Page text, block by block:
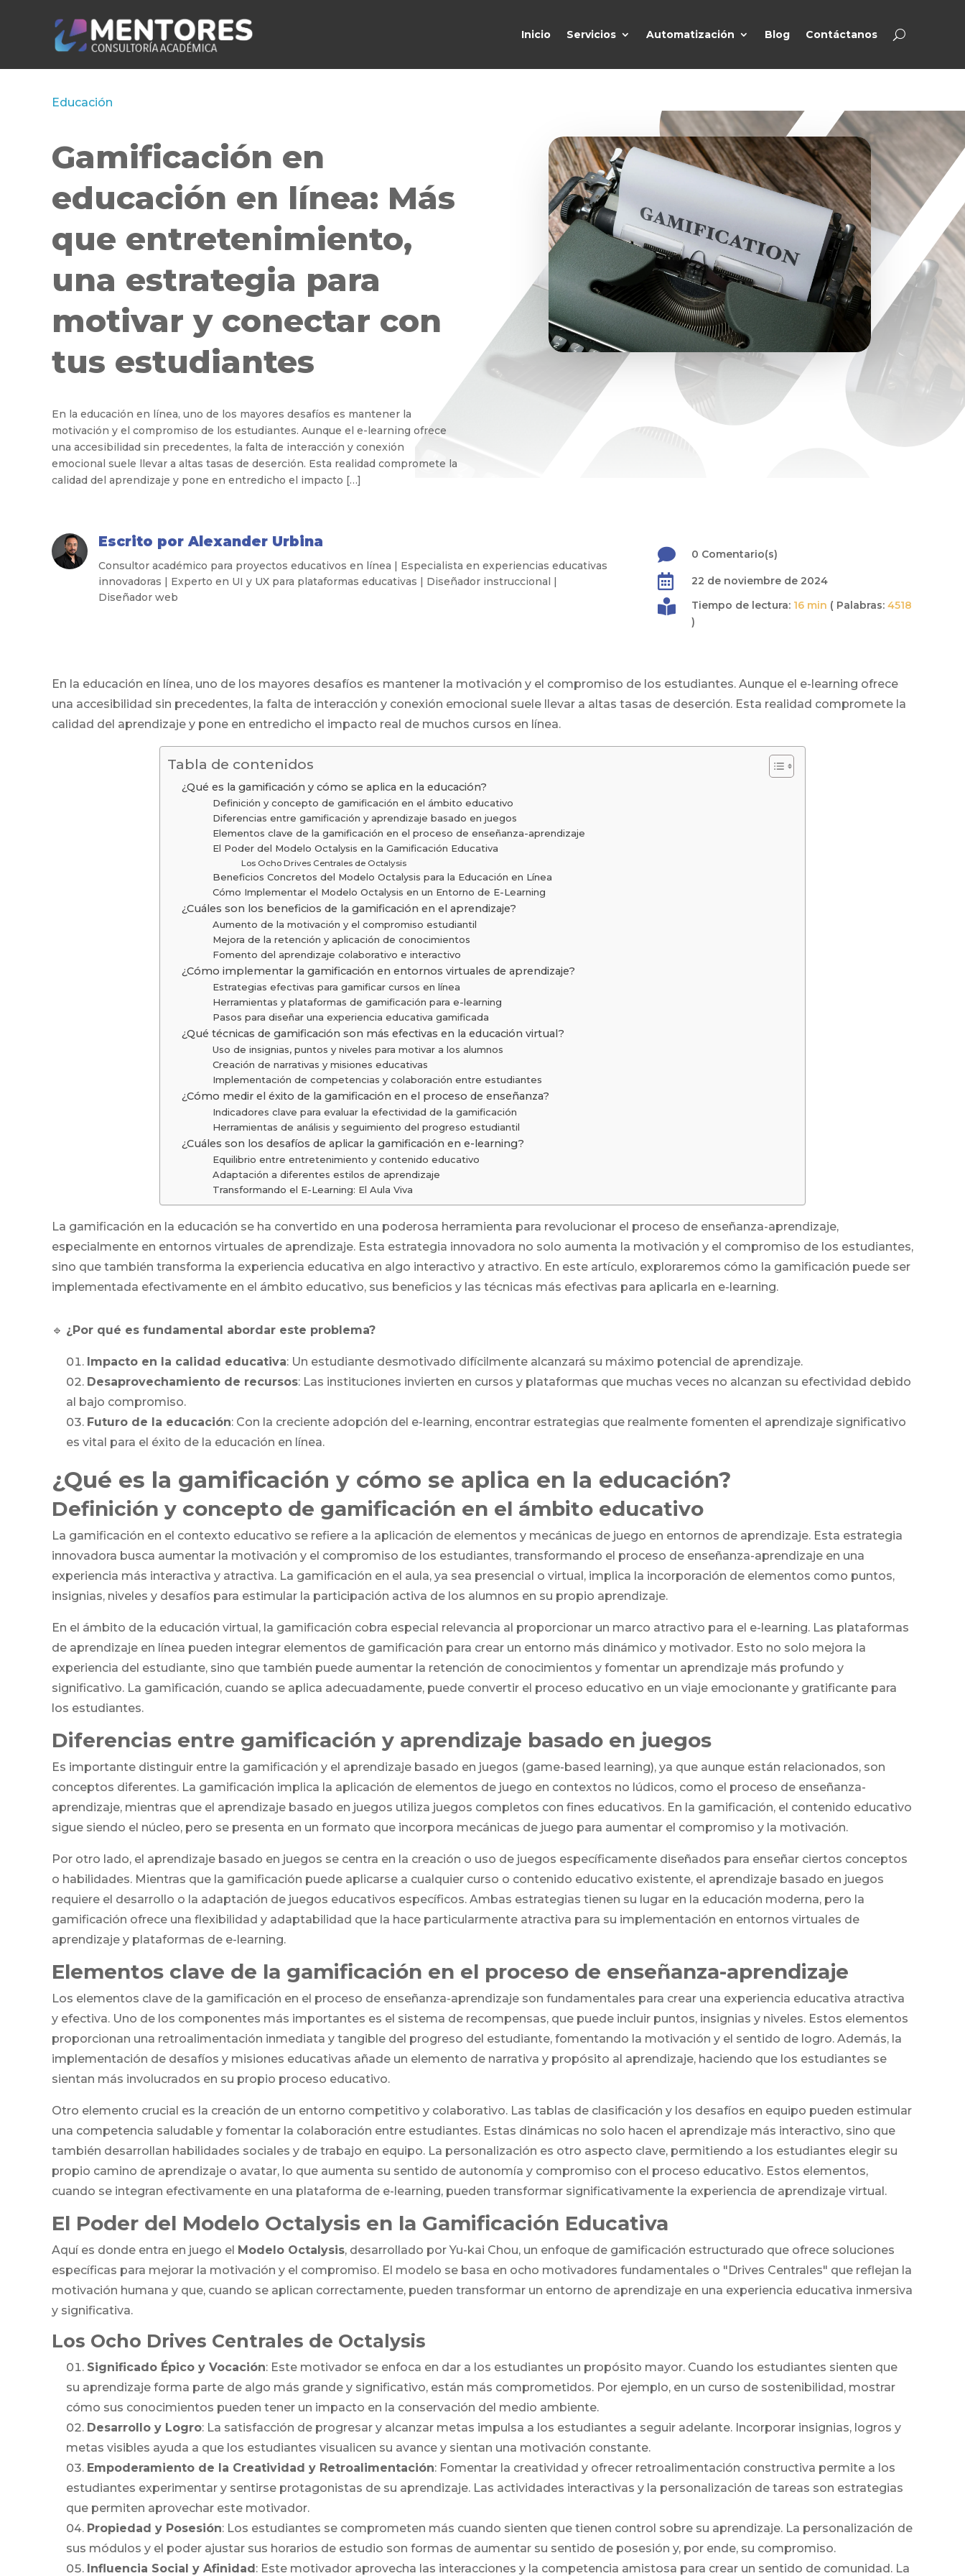
Inicio Servicios Automatización Blog Contáctanos
Educación
Gamificación en
educación en línea: Más
que entretenimiento,
una estrategia para
motivar y conectar con
tus estudiantes
En la educación en línea, uno de los mayores desafíos es mantener la
motivación y el compromiso de los estudiantes. Aunque el e-learning ofrece
una accesibilidad sin precedentes, la falta de interacción y conexión
emocional suele llevar a altas tasas de deserción. Esta realidad compromete la
calidad del aprendizaje y pone en entredicho el impacto […]
Escrito porAlexander Urbina
Consultor académico para proyectos educativos en línea | Especialista en experiencias educativas
innovadoras | Experto en UI y UX para plataformas educativas | Diseñador instruccional |
Diseñador web
 0 Comentario(s)
 22 de noviembre de 2024
 Tiempo de lectura: 16 min ( Palabras: 4518
)
En la educación en línea, uno de los mayores desafíos es mantener la motivación y el compromiso de los estudiantes. Aunque el e-learning ofrece
una accesibilidad sin precedentes, la falta de interacción y conexión emocional suele llevar a altas tasas de deserción. Esta realidad compromete la
calidad del aprendizaje y pone en entredicho el impacto real de muchos cursos en línea.
Tabla de contenidos
¿Qué es la gamificación y cómo se aplica en la educación?
Definición y concepto de gamificación en el ámbito educativo
Diferencias entre gamificación y aprendizaje basado en juegos
Elementos clave de la gamificación en el proceso de enseñanza-aprendizaje
El Poder del Modelo Octalysis en la Gamificación Educativa
Los Ocho Drives Centrales de Octalysis
Beneficios Concretos del Modelo Octalysis para la Educación en Línea
Cómo Implementar el Modelo Octalysis en un Entorno de E-Learning
¿Cuáles son los beneficios de la gamificación en el aprendizaje?
Aumento de la motivación y el compromiso estudiantil
Mejora de la retención y aplicación de conocimientos
Fomento del aprendizaje colaborativo e interactivo
¿Cómo implementar la gamificación en entornos virtuales de aprendizaje?
Estrategias efectivas para gamificar cursos en línea
Herramientas y plataformas de gamificación para e-learning
Pasos para diseñar una experiencia educativa gamificada
¿Qué técnicas de gamificación son más efectivas en la educación virtual?
Uso de insignias, puntos y niveles para motivar a los alumnos
Creación de narrativas y misiones educativas
Implementación de competencias y colaboración entre estudiantes
¿Cómo medir el éxito de la gamificación en el proceso de enseñanza?
Indicadores clave para evaluar la efectividad de la gamificación
Herramientas de análisis y seguimiento del progreso estudiantil
¿Cuáles son los desafíos de aplicar la gamificación en e-learning?
Equilibrio entre entretenimiento y contenido educativo
Adaptación a diferentes estilos de aprendizaje
Transformando el E-Learning: El Aula Viva
La gamificación en la educación se ha convertido en una poderosa herramienta para revolucionar el proceso de enseñanza-aprendizaje,
especialmente en entornos virtuales de aprendizaje. Esta estrategia innovadora no solo aumenta la motivación y el compromiso de los estudiantes,
sino que también transforma la experiencia educativa en algo interactivo y atractivo. En este artículo, exploraremos cómo la gamificación puede ser
implementada efectivamente en el ámbito educativo, sus beneficios y las técnicas más efectivas para aplicarla en e-learning.
🔹 ¿Por qué es fundamental abordar este problema?
Impacto en la calidad educativa: Un estudiante desmotivado difícilmente alcanzará su máximo potencial de aprendizaje.
Desaprovechamiento de recursos: Las instituciones invierten en cursos y plataformas que muchas veces no alcanzan su efectividad debido
al bajo compromiso.
Futuro de la educación: Con la creciente adopción del e-learning, encontrar estrategias que realmente fomenten el aprendizaje significativo
es vital para el éxito de la educación en línea.
¿Qué es la gamificación y cómo se aplica en la educación?
Definición y concepto de gamificación en el ámbito educativo
La gamificación en el contexto educativo se refiere a la aplicación de elementos y mecánicas de juego en entornos de aprendizaje. Esta estrategia
innovadora busca aumentar la motivación y el compromiso de los estudiantes, transformando el proceso de enseñanza-aprendizaje en una
experiencia más interactiva y atractiva. La gamificación en el aula, ya sea presencial o virtual, implica la incorporación de elementos como puntos,
insignias, niveles y desafíos para estimular la participación activa de los alumnos en su propio aprendizaje.
En el ámbito de la educación virtual, la gamificación cobra especial relevancia al proporcionar un marco atractivo para el e-learning. Las plataformas
de aprendizaje en línea pueden integrar elementos de gamificación para crear un entorno más dinámico y motivador. Esto no solo mejora la
experiencia del estudiante, sino que también puede aumentar la retención de conocimientos y fomentar un aprendizaje más profundo y
significativo. La gamificación, cuando se aplica adecuadamente, puede convertir el proceso educativo en un viaje emocionante y gratificante para
los estudiantes.
Diferencias entre gamificación y aprendizaje basado en juegos
Es importante distinguir entre la gamificación y el aprendizaje basado en juegos (game-based learning), ya que aunque están relacionados, son
conceptos diferentes. La gamificación implica la aplicación de elementos de juego en contextos no lúdicos, como el proceso de enseñanza-
aprendizaje, mientras que el aprendizaje basado en juegos utiliza juegos completos con fines educativos. En la gamificación, el contenido educativo
sigue siendo el núcleo, pero se presenta en un formato que incorpora mecánicas de juego para aumentar el compromiso y la motivación.
Por otro lado, el aprendizaje basado en juegos se centra en la creación o uso de juegos específicamente diseñados para enseñar ciertos conceptos
o habilidades. Mientras que la gamificación puede aplicarse a cualquier curso o contenido educativo existente, el aprendizaje basado en juegos
requiere el desarrollo o la adaptación de juegos educativos específicos. Ambas estrategias tienen su lugar en la educación moderna, pero la
gamificación ofrece una flexibilidad y adaptabilidad que la hace particularmente atractiva para su implementación en entornos virtuales de
aprendizaje y plataformas de e-learning.
Elementos clave de la gamificación en el proceso de enseñanza-aprendizaje
Los elementos clave de la gamificación en el proceso de enseñanza-aprendizaje son fundamentales para crear una experiencia educativa atractiva
y efectiva. Uno de los componentes más importantes es el sistema de recompensas, que puede incluir puntos, insignias y niveles. Estos elementos
proporcionan una retroalimentación inmediata y tangible del progreso del estudiante, fomentando la motivación y el sentido de logro. Además, la
implementación de desafíos y misiones educativas añade un elemento de narrativa y propósito al aprendizaje, haciendo que los estudiantes se
sientan más involucrados en su propio proceso educativo.
Otro elemento crucial es la creación de un entorno competitivo y colaborativo. Las tablas de clasificación y los desafíos en equipo pueden estimular
una competencia saludable y fomentar la colaboración entre estudiantes. Estas dinámicas no solo hacen el aprendizaje más interactivo, sino que
también desarrollan habilidades sociales y de trabajo en equipo. La personalización es otro aspecto clave, permitiendo a los estudiantes elegir su
propio camino de aprendizaje o avatar, lo que aumenta su sentido de autonomía y compromiso con el proceso educativo. Estos elementos,
cuando se integran efectivamente en una plataforma de e-learning, pueden transformar significativamente la experiencia de aprendizaje virtual.
El Poder del Modelo Octalysis en la Gamificación Educativa
Aquí es donde entra en juego el Modelo Octalysis, desarrollado por Yu-kai Chou, un enfoque de gamificación estructurado que ofrece soluciones
específicas para mejorar la motivación y el compromiso. El modelo se basa en ocho motivadores fundamentales o "Drives Centrales" que reflejan la
motivación humana y que, cuando se aplican correctamente, pueden transformar un entorno de aprendizaje en una experiencia educativa inmersiva
y significativa.
Los Ocho Drives Centrales de Octalysis
Significado Épico y Vocación: Este motivador se enfoca en dar a los estudiantes un propósito mayor. Cuando los estudiantes sienten que
su aprendizaje forma parte de algo más grande y significativo, están más comprometidos. Por ejemplo, en un curso de sostenibilidad, mostrar
cómo sus conocimientos pueden tener un impacto en la conservación del medio ambiente.
Desarrollo y Logro: La satisfacción de progresar y alcanzar metas impulsa a los estudiantes a seguir adelante. Incorporar insignias, logros y
metas visibles ayuda a que los estudiantes visualicen su avance y sientan una motivación constante.
Empoderamiento de la Creatividad y Retroalimentación: Fomentar la creatividad y ofrecer retroalimentación constructiva permite a los
estudiantes experimentar y sentirse protagonistas de su aprendizaje. Las actividades interactivas y la personalización de tareas son estrategias
que permiten aprovechar este motivador.
Propiedad y Posesión: Los estudiantes se comprometen más cuando sienten que tienen control sobre su aprendizaje. La personalización de
sus módulos y el poder ajustar sus horarios de estudio son formas de aumentar su sentido de posesión y, por ende, su compromiso.
Influencia Social y Afinidad: Este motivador aprovecha las interacciones y la competencia amistosa para crear un sentido de comunidad. La